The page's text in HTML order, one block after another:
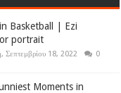
Basketball | Ezi
portrait
Σεπτεμβρίου 18, 2022 0
Moments in